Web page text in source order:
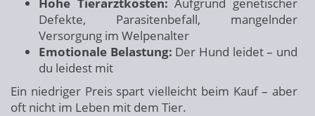
Defekte, Parasitenbefall, mangelnder
Versorgung im Welpenalter
Emotionale Belastung: Der Hund leidet – und
du leidest mit
Ein niedriger Preis spart vielleicht beim Kauf – aber
oft nicht im Leben mit dem Tier.